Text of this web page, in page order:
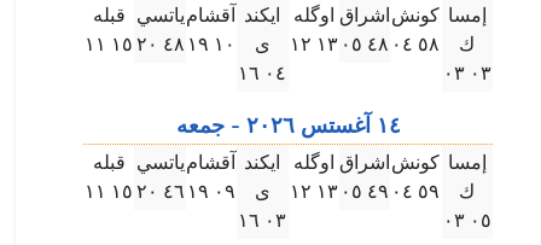
إمسا
ك
۰۳ ۰۳
كونش
٥٨ ۰٤
اشراق
٤٨ ۰٥
اوگله
۱۳ ۱۲
ايكند
ى
۰٤ ۱٦
آقشام
۱۰ ۱٩
ياتسي
٤٨ ۲۰
قبله
۱٥ ۱۱
۱٤ آغستس ۲۰۲٦ - جمعه
إمسا
ك
۰٥ ۰۳
كونش
٥٩ ۰٤
اشراق
٤٩ ۰٥
اوگله
۱۳ ۱۲
ايكند
ى
۰۳ ۱٦
آقشام
۰٩ ۱٩
ياتسي
٤٦ ۲۰
قبله
۱٥ ۱۱